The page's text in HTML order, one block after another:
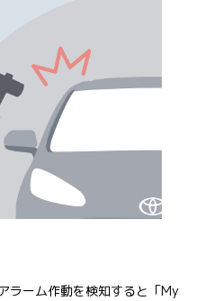
ラーム作動を検知すると「My